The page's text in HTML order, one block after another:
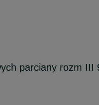
parciany rozm III